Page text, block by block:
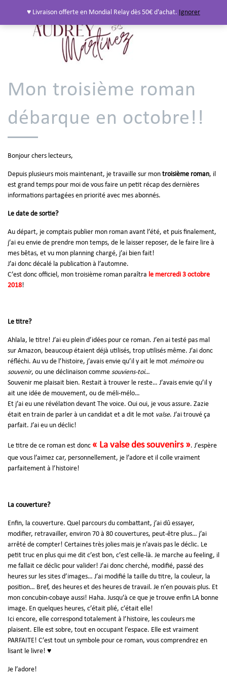
Mon troisième roman
débarque en octobre!!
Bonjour chers lecteurs,
Depuis plusieurs mois maintenant, je travaille sur mon troisième roman, il
est grand temps pour moi de vous faire un petit récap des dernières
informations partagées en priorité avec mes abonnés.
Le date de sortie?
Au départ, je comptais publier mon roman avant l’été, et puis finalement,
j’ai eu envie de prendre mon temps, de le laisser reposer, de le faire lire à
mes bêtas, et vu mon planning chargé, j’ai bien fait!
J’ai donc décalé la publication à l’automne.
C’est donc officiel, mon troisième roman paraîtra le mercredi 3 octobre
2018!
Le titre?
Ahlala, le titre! J’ai eu plein d’idées pour ce roman. J’en ai testé pas mal
sur Amazon, beaucoup étaient déjà utilisés, trop utilisés même. J’ai donc
réfléchi. Au vu de l’histoire, j’avais envie qu’il y ait le mot mémoireou
souvenir, ou une déclinaison comme souviens-toi…
Souvenir me plaisait bien. Restait à trouver le reste… J’avais envie qu’il y
ait une idée de mouvement, ou de méli-mélo…
Et j’ai eu une révélation devant The voice. Oui oui, je vous assure. Zazie
était en train de parler à un candidat et a dit le mot valse. J’ai trouvé ça
parfait. J’ai eu un déclic!
Le titre de ce roman est donc « La valse des souvenirs ». J’espère
que vous l’aimez car, personnellement, je l’adore et il colle vraiment
parfaitement à l’histoire!
La couverture?
Enfin, la couverture. Quel parcours du combattant, j’ai dû essayer,
modifier, retravailler, environ 70 à 80 couvertures, peut-être plus… j’ai
arrêté de compter! Certaines très jolies mais je n’avais pas le déclic. Le
petit truc en plus qui me dit c’est bon, c’est celle-là. Je marche au feeling, il
me fallait ce déclic pour valider! J’ai donc cherché, modifié, passé des
heures sur les sites d’images… J’ai modifié la taille du titre, la couleur, la
position… Bref, des heures et des heures de travail. Je n’en pouvais plus. Et
mon concubin-cobaye aussi! Haha. Jusqu’à ce que je trouve enfin LA bonne
image. En quelques heures, c’était plié, c’était elle!
Ici encore, elle correspond totalement à l’histoire, les couleurs me
plaisent. Elle est sobre, tout en occupant l’espace. Elle est vraiment
PARFAITE! C’est tout un symbole pour ce roman, vous comprendrez en
lisant le livre! ♥
Je l’adore!
♥ Livraison offerte en Mondial Relay dès 50€ d'achat. Ignorer